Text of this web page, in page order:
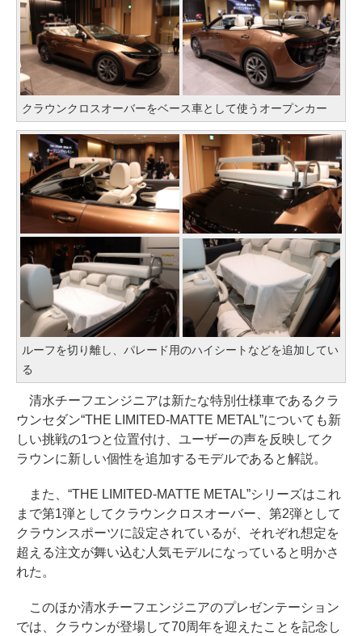
クラウンクロスオーバーをベース車として使うオープンカー
ルーフを切り離し、パレード用のハイシートなどを追加してい
る
清水チーフエンジニアは新たな特別仕様車であるクラ
ウンセダン“THE LIMITED-MATTE METAL”についても新
しい挑戦の1つと位置付け、ユーザーの声を反映してク
ラウンに新しい個性を追加するモデルであると解説。
また、“THE LIMITED-MATTE METAL”シリーズはこれ
まで第1弾としてクラウンクロスオーバー、第2弾として
クラウンスポーツに設定されているが、それぞれ想定を
超える注文が舞い込む人気モデルになっていると明かさ
れた。
このほか清水チーフエンジニアのプレゼンテーション
では、クラウンが登場して70周年を迎えたことを記念し